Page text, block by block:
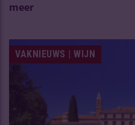
meer
VAKNIEUWS | WIJN